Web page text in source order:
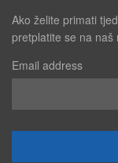
Ako želite primati
pretplatite se na naš
Email address